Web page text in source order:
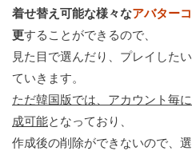
着せ替え可能な様々なアバター
更することができるので、
見た目で選んだり、プレイした
ていきます。
ただ韓国版では、アカウント毎
成可能となっており、
作成後の削除ができないので、